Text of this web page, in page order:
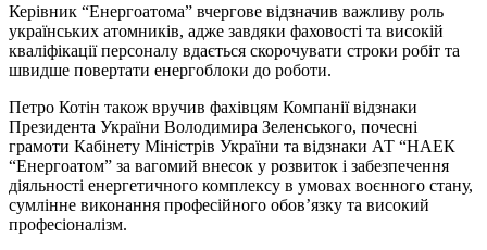
Керівник “Енергоатома” вчергове відзначив важливу роль
українських атомників, адже завдяки фаховості та високій
кваліфікації персоналу вдається скорочувати строки робіт та
швидше повертати енергоблоки до роботи.
Петро Котін також вручив фахівцям Компанії відзнаки
Президента України Володимира Зеленського, почесні
грамоти Кабінету Міністрів України та відзнаки АТ “НАЕК
“Енергоатом” за вагомий внесок у розвиток і забезпечення
діяльності енергетичного комплексу в умовах воєнного стану,
сумлінне виконання професійного обов’язку та високий
професіоналізм.